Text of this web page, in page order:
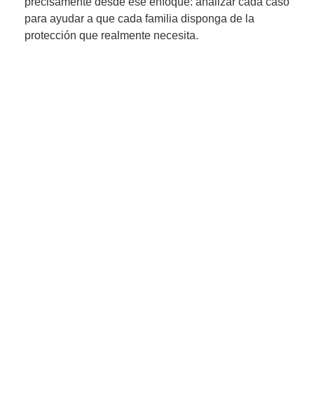
para ayudar a que cada familia disponga de la
protección que realmente necesita.